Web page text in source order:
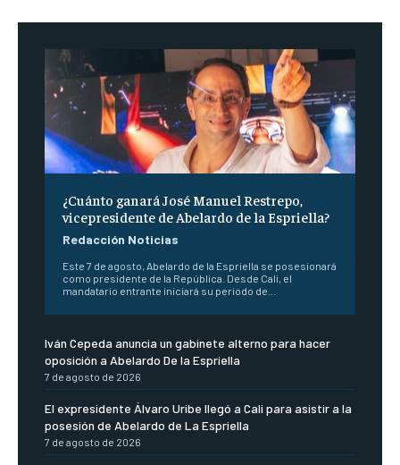
¿Cuánto ganará José Manuel Restrepo,
vicepresidente de Abelardo de la Espriella?
Redacción Noticias
Este 7 de agosto, Abelardo de la Espriella se posesionará
como presidente de la República. Desde Cali, el
mandatario entrante iniciará su periodo de...
Iván Cepeda anuncia un gabinete alterno para hacer
oposición a Abelardo De la Espriella
7 de agosto de 2026
El expresidente Álvaro Uribe llegó a Cali para asistir a la
posesión de Abelardo de La Espriella
7 de agosto de 2026